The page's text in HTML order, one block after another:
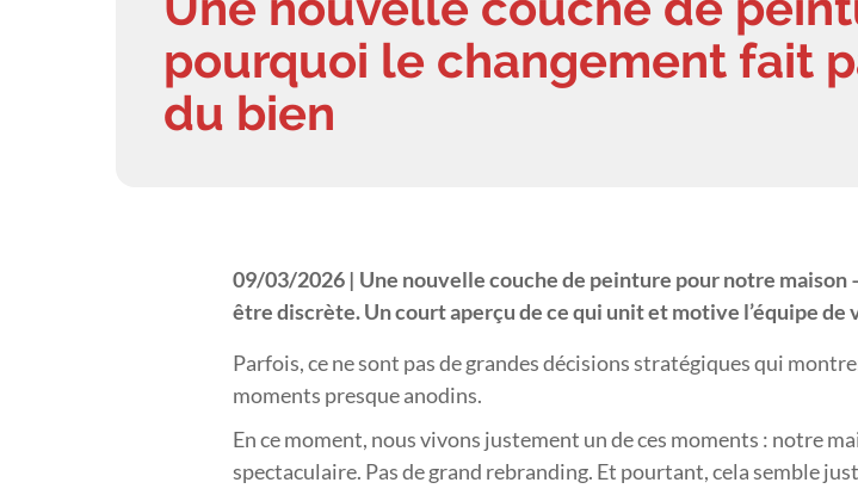
pourquoi le changement fait
du bien
09/03/2026 | Une nouvelle couche de peinture pour notre
être discrète. Un court aperçu de ce qui unit et motive l’équipe de
Parfois, ce ne sont pas de grandes décisions stratégiques qui
moments presque anodins.
En ce moment, nous vivons justement un de ces moments : notre
spectaculaire. Pas de grand rebranding. Et pourtant, cela semble